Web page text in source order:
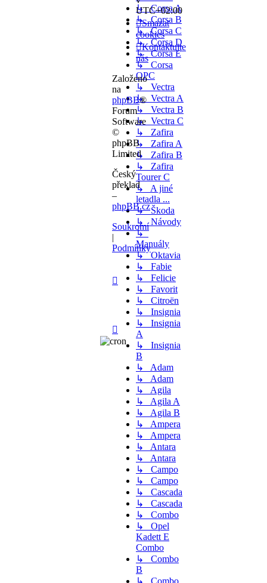
↳ Corsa A
↳ Corsa B
↳ Corsa C
↳ Corsa D
↳ Corsa E
↳ Corsa
OPC
↳ Vectra
↳ Vectra A
↳ Vectra B
↳ Vectra C
↳ Zafira
↳ Zafira A
↳ Zafira B
↳ Zafira
Tourer C
↳ A jiné
letadla ...
↳ Škoda
↳ Návody
↳
Manuály
↳ Oktavia
↳ Fabie
↳ Felicie
↳ Favorit
↳ Citroën
↳ Insignia
↳ Insignia
A
↳ Insignia
B
↳ Adam
↳ Adam
↳ Agila
↳ Agila A
↳ Agila B
↳ Ampera
↳ Ampera
↳ Antara
↳ Antara
↳ Campo
↳ Campo
↳ Cascada
↳ Cascada
↳ Combo
↳ Opel
Kadett E
Combo
↳ Combo
B
UTC+02:00
Smazat
cookies
Kontaktujte
nás
Založeno
na
phpBB®
Forum
Software
©
phpBB
Limited
Český
překlad
–
phpBB.cz
Soukromí
|
Podmínky